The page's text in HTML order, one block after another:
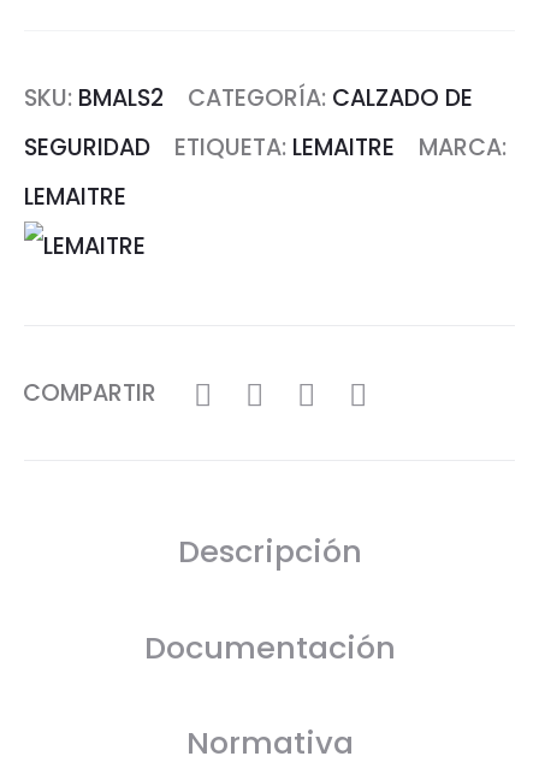
SKU: BMALS2 CATEGORÍA: CALZADO DE
SEGURIDAD
ETIQUETA: LEMAITRE
MARCA:
LEMAITRE
COMPARTIR
Descripción
Documentación
Normativa